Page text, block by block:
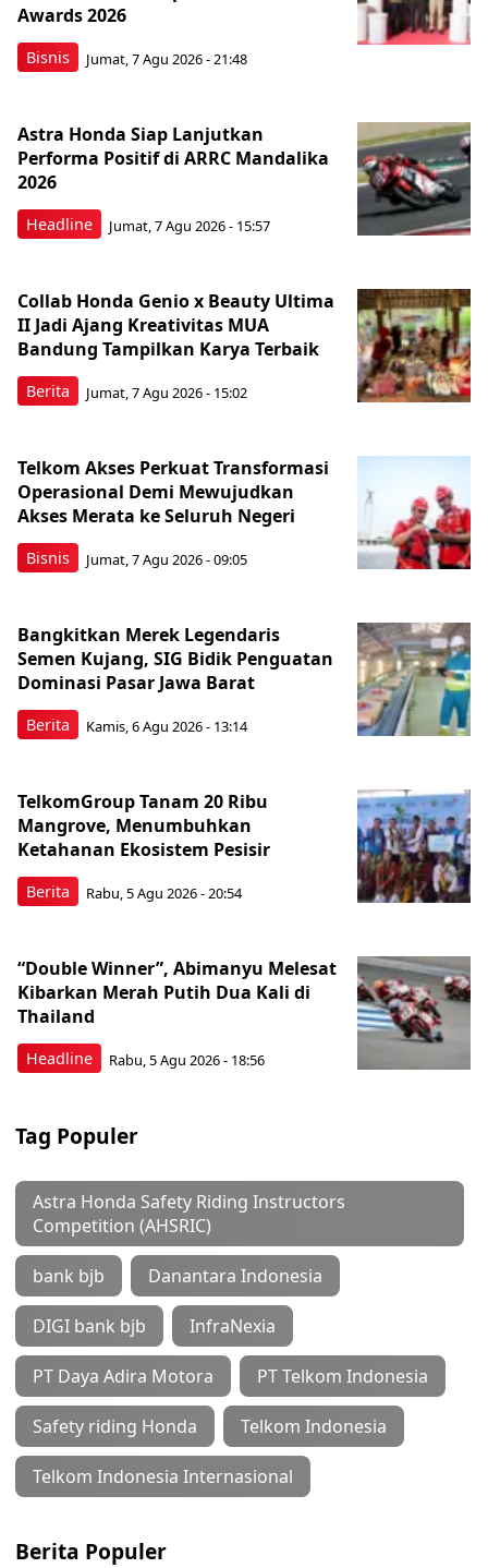
Bisnis
Awards 2026
Jumat, 7 Agu 2026 - 21:48
Headline
Astra Honda Siap Lanjutkan
Performa Positif di ARRC Mandalika
2026
Jumat, 7 Agu 2026 - 15:57
Berita
Collab Honda Genio x Beauty Ultima
II Jadi Ajang Kreativitas MUA
Bandung Tampilkan Karya Terbaik
Jumat, 7 Agu 2026 - 15:02
Bisnis
Telkom Akses Perkuat Transformasi
Operasional Demi Mewujudkan
Akses Merata ke Seluruh Negeri
Jumat, 7 Agu 2026 - 09:05
Berita
Bangkitkan Merek Legendaris
Semen Kujang, SIG Bidik Penguatan
Dominasi Pasar Jawa Barat
Kamis, 6 Agu 2026 - 13:14
Berita
TelkomGroup Tanam 20 Ribu
Mangrove, Menumbuhkan
Ketahanan Ekosistem Pesisir
Rabu, 5 Agu 2026 - 20:54
Headline
“Double Winner”, Abimanyu Melesat
Kibarkan Merah Putih Dua Kali di
Thailand
Rabu, 5 Agu 2026 - 18:56
Tag Populer
Astra Honda Safety Riding Instructors
Competition (AHSRIC)
bank bjb Danantara Indonesia
DIGI bank bjb InfraNexia
PT Daya Adira Motora PT Telkom Indonesia
Safety riding Honda Telkom Indonesia
Telkom Indonesia Internasional
Berita Populer